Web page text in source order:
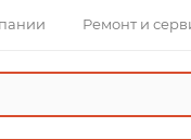
Ремонт и